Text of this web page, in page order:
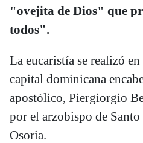
"ovejita de Dios" que
todos".
La eucaristía se realizó
capital dominicana
apostólico, Piergiorgio
por el arzobispo de
Osoria.